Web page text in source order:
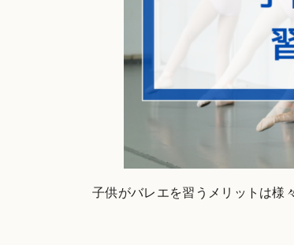
子供がバレエを習うメリットは様